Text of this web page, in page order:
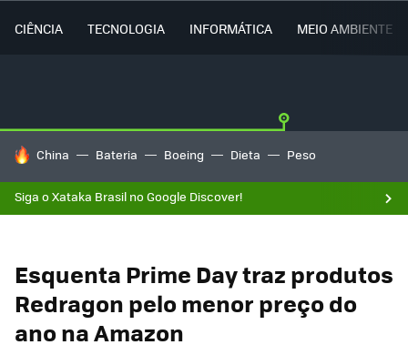
CIÊNCIA TECNOLOGIA INFORMÁTICA MEIO AMBIENTE
TENDÊNCIAS DO DIA
China Bateria Boeing Dieta Peso
Siga o Xataka Brasil no Google Discover!
Esquenta Prime Day traz produtos
Redragon pelo menor preço do
ano na Amazon